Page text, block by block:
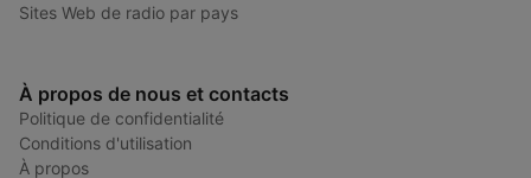
Sites Web de radio par pays
À propos de nous et contacts
Politique de confidentialité
Conditions d'utilisation
À propos